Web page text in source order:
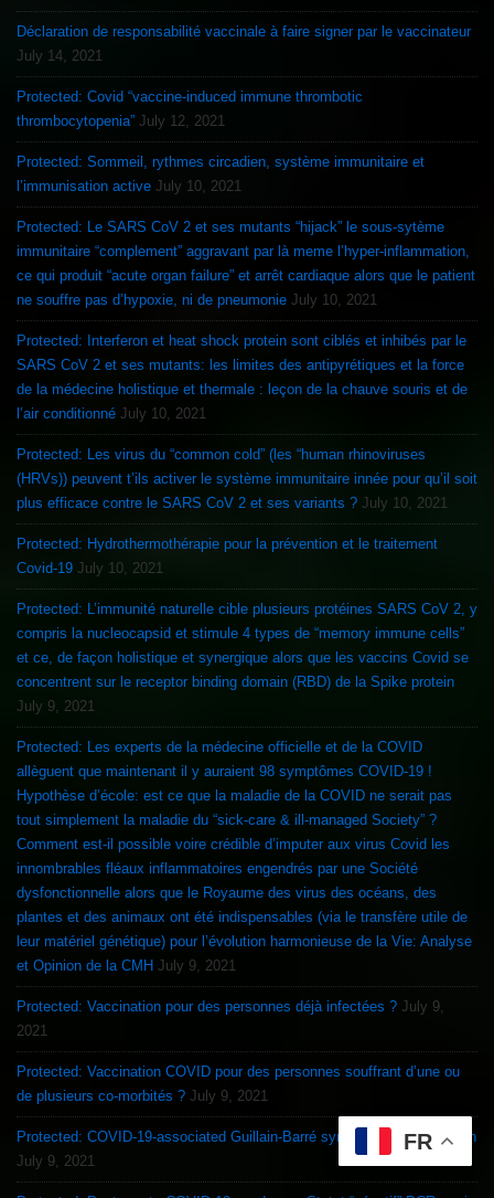
Déclaration de responsabilité vaccinale à faire signer par le vaccinateur
July 14, 2021
Protected: Covid “vaccine-induced immune thrombotic
thrombocytopenia” July 12, 2021
Protected: Sommeil, rythmes circadien, système immunitaire et
l’immunisation active July 10, 2021
Protected: Le SARS CoV 2 et ses mutants “hijack” le sous-sytème
immunitaire “complement” aggravant par là meme l’hyper-inflammation,
ce qui produit “acute organ failure” et arrêt cardiaque alors que le patient
ne souffre pas d’hypoxie, ni de pneumonie July 10, 2021
Protected: Interferon et heat shock protein sont ciblés et inhibés par le
SARS CoV 2 et ses mutants: les limites des antipyrétiques et la force
de la médecine holistique et thermale : leçon de la chauve souris et de
l’air conditionné July 10, 2021
Protected: Les virus du “common cold” (les “human rhinoviruses
(HRVs)) peuvent t’ils activer le système immunitaire innée pour qu’il soit
plus efficace contre le SARS CoV 2 et ses variants ? July 10, 2021
Protected: Hydrothermothérapie pour la prévention et le traitement
Covid-19 July 10, 2021
Protected: L’immunité naturelle cible plusieurs protéines SARS CoV 2, y
compris la nucleocapsid et stimule 4 types de “memory immune cells”
et ce, de façon holistique et synergique alors que les vaccins Covid se
concentrent sur le receptor binding domain (RBD) de la Spike protein
July 9, 2021
Protected: Les experts de la médecine officielle et de la COVID
allèguent que maintenant il y auraient 98 symptômes COVID-19 !
Hypothèse d’école: est ce que la maladie de la COVID ne serait pas
tout simplement la maladie du “sick-care & ill-managed Society” ?
Comment est-il possible voire crédible d’imputer aux virus Covid les
innombrables fléaux inflammatoires engendrés par une Société
dysfonctionnelle alors que le Royaume des virus des océans, des
plantes et des animaux ont été indispensables (via le transfère utile de
leur matériel génétique) pour l’évolution harmonieuse de la Vie: Analyse
et Opinion de la CMH July 9, 2021
Protected: Vaccination pour des personnes déjà infectées ? July 9,
2021
Protected: Vaccination COVID pour des personnes souffrant d’une ou
de plusieurs co-morbités ? July 9, 2021
Protected: COVID-19-associated Guillain-Barré syndrome & Vaccination
July 9, 2021
FR